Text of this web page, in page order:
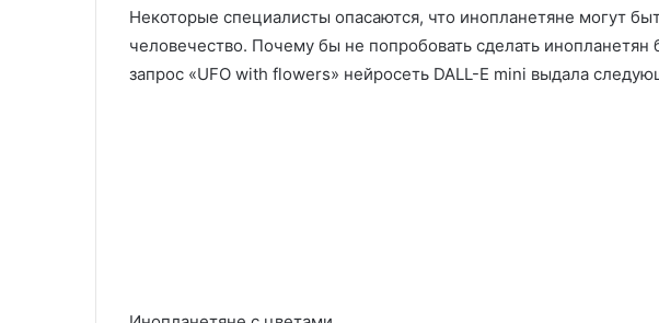
Некоторые специалисты опасаются, что инопланетяне могут
человечество. Почему бы не попробовать сделать
запрос «UFO with flowers» нейросеть DALL-E mini выдала